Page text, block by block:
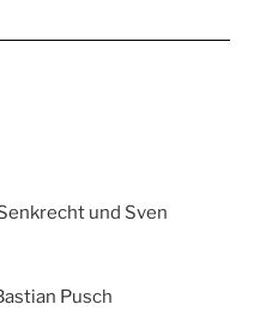
und Sven
Pusch